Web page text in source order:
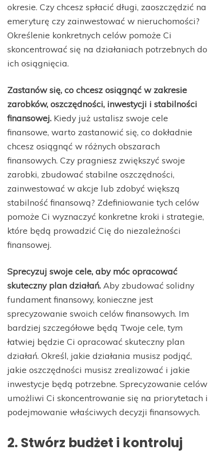
okresie. Czy chcesz spłacić długi, zaoszczędzić na
emeryturę czy zainwestować w nieruchomości?
Określenie konkretnych celów pomoże Ci
skoncentrować się na działaniach potrzebnych do
ich osiągnięcia.
Zastanów się, co chcesz osiągnąć w zakresie
zarobków, oszczędności, inwestycji i stabilności
finansowej. Kiedy już ustalisz swoje cele
finansowe, warto zastanowić się, co dokładnie
chcesz osiągnąć w różnych obszarach
finansowych. Czy pragniesz zwiększyć swoje
zarobki, zbudować stabilne oszczędności,
zainwestować w akcje lub zdobyć większą
stabilność finansową? Zdefiniowanie tych celów
pomoże Ci wyznaczyć konkretne kroki i strategie,
które będą prowadzić Cię do niezależności
finansowej.
Sprecyzuj swoje cele, aby móc opracować
skuteczny plan działań. Aby zbudować solidny
fundament finansowy, konieczne jest
sprecyzowanie swoich celów finansowych. Im
bardziej szczegółowe będą Twoje cele, tym
łatwiej będzie Ci opracować skuteczny plan
działań. Określ, jakie działania musisz podjąć,
jakie oszczędności musisz zrealizować i jakie
inwestycje będą potrzebne. Sprecyzowanie celów
umożliwi Ci skoncentrowanie się na priorytetach i
podejmowanie właściwych decyzji finansowych.
2. Stwórz budżet i kontroluj